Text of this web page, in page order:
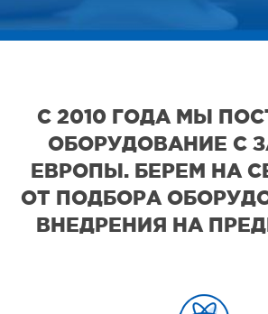
С 2010 ГОДА МЫ
ОБОРУДОВАНИЕ С
ЕВРОПЫ. БЕРЕМ НА
ОТ ПОДБОРА
ВНЕДРЕНИЯ НА